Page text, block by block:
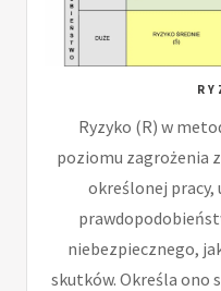
Ryzyko (R) w
poziomu zagrożenia
określonej pracy,
niebezpiecznego,
skutków. Określa ono